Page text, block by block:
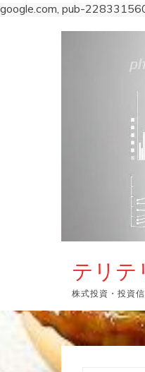
google.com, pub-
テリ
株式投資・投資